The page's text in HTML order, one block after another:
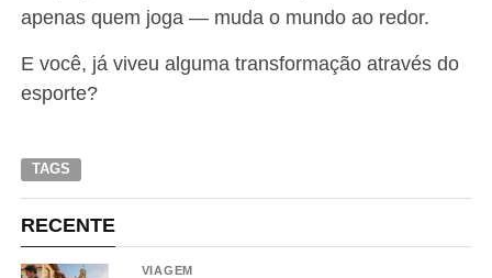
apenas quem joga — muda o mundo ao redor.
E você, já viveu alguma transformação através do
esporte?
TAGS
RECENTE
VIAGEM